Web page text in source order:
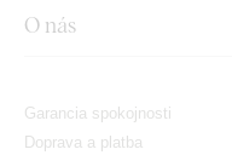
O nás
Garancia spokojnosti
Doprava a platba